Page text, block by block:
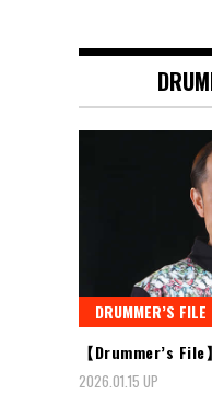
DRUMMER’S FILE
【Drummer’s
2026.01.15 UP